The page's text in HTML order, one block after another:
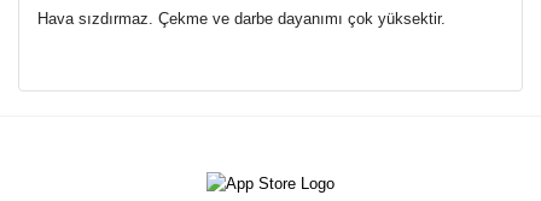
Hava sızdırmaz. Çekme ve darbe dayanımı çok yüksektir.
Yorum Yaz